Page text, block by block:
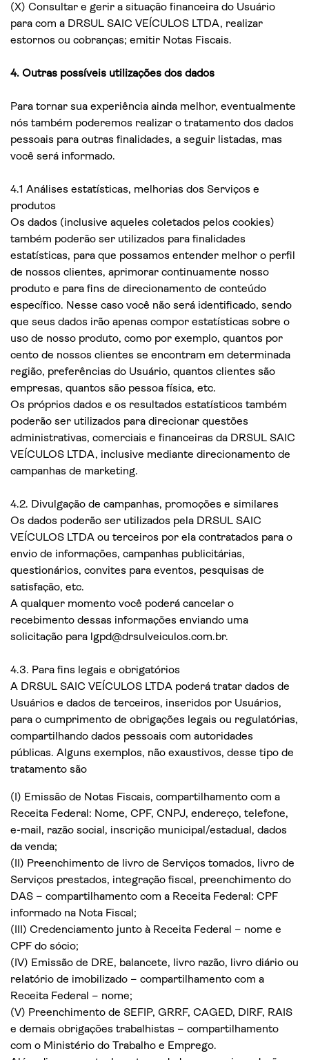
(X) Consultar e gerir a situação financeira do Usuário
para com a DRSUL SAIC VEÍCULOS LTDA, realizar
estornos ou cobranças; emitir Notas Fiscais.
4. Outras possíveis utilizações dos dados
Para tornar sua experiência ainda melhor, eventualmente
nós também poderemos realizar o tratamento dos dados
pessoais para outras finalidades, a seguir listadas, mas
você será informado.
4.1 Análises estatísticas, melhorias dos Serviços e
produtos
Os dados (inclusive aqueles coletados pelos cookies)
também poderão ser utilizados para finalidades
estatísticas, para que possamos entender melhor o perfil
de nossos clientes, aprimorar continuamente nosso
produto e para fins de direcionamento de conteúdo
específico. Nesse caso você não será identificado, sendo
que seus dados irão apenas compor estatísticas sobre o
uso de nosso produto, como por exemplo, quantos por
cento de nossos clientes se encontram em determinada
região, preferências do Usuário, quantos clientes são
empresas, quantos são pessoa física, etc.
Os próprios dados e os resultados estatísticos também
poderão ser utilizados para direcionar questões
administrativas, comerciais e financeiras da DRSUL SAIC
VEÍCULOS LTDA, inclusive mediante direcionamento de
campanhas de marketing.
4.2. Divulgação de campanhas, promoções e similares
Os dados poderão ser utilizados pela DRSUL SAIC
VEÍCULOS LTDA ou terceiros por ela contratados para o
envio de informações, campanhas publicitárias,
questionários, convites para eventos, pesquisas de
satisfação, etc.
A qualquer momento você poderá cancelar o
recebimento dessas informações enviando uma
solicitação para lgpd@drsulveiculos.com.br.
4.3. Para fins legais e obrigatórios
A DRSUL SAIC VEÍCULOS LTDA poderá tratar dados de
Usuários e dados de terceiros, inseridos por Usuários,
para o cumprimento de obrigações legais ou regulatórias,
compartilhando dados pessoais com autoridades
públicas. Alguns exemplos, não exaustivos, desse tipo de
tratamento são
(I) Emissão de Notas Fiscais, compartilhamento com a
Receita Federal: Nome, CPF, CNPJ, endereço, telefone,
e-mail, razão social, inscrição municipal/estadual, dados
da venda;
(II) Preenchimento de livro de Serviços tomados, livro de
Serviços prestados, integração fiscal, preenchimento do
DAS – compartilhamento com a Receita Federal: CPF
informado na Nota Fiscal;
(III) Credenciamento junto à Receita Federal – nome e
CPF do sócio;
(IV) Emissão de DRE, balancete, livro razão, livro diário ou
relatório de imobilizado – compartilhamento com a
Receita Federal – nome;
(V) Preenchimento de SEFIP, GRRF, CAGED, DIRF, RAIS
e demais obrigações trabalhistas – compartilhamento
com o Ministério do Trabalho e Emprego.